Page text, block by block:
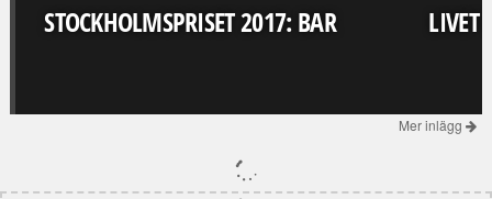
STOCKHOLMSPRISET 2017: BAR LIVET
Mer inlägg